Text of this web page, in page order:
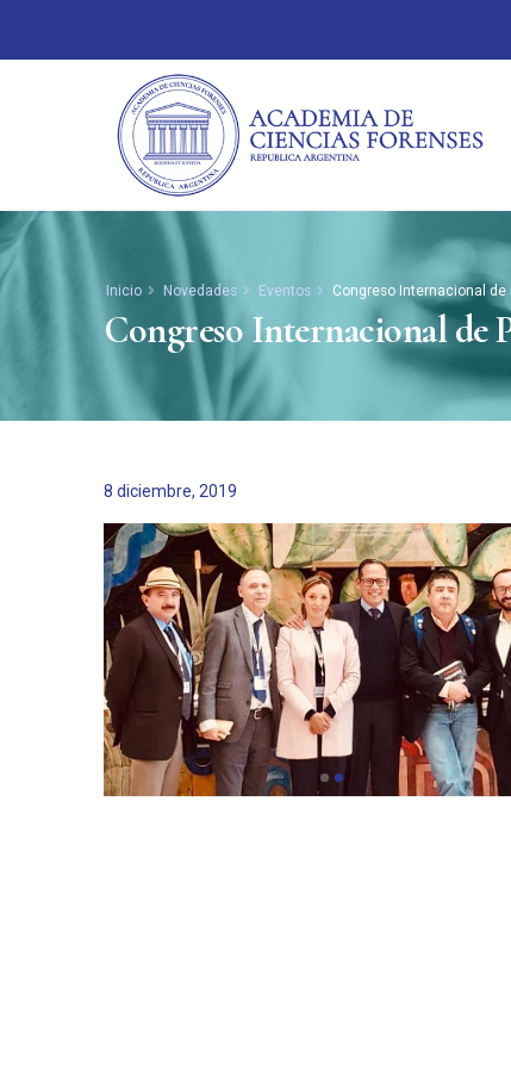
Inicio Novedades Eventos Congreso Internacional
Congreso Internacional de
8 diciembre, 2019